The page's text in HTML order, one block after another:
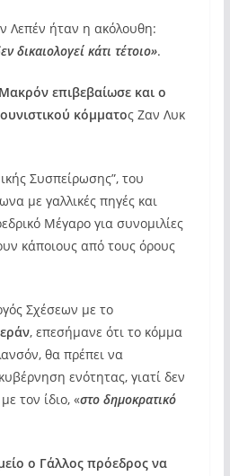
Λεπέν ήταν η ακόλουθη:
δικαιολογεί κάτι τέτοιο».
επιβεβαίωσε και ο
κόμματος Ζαν Λυκ
Συσπείρωσης”, του
με γαλλικές πηγές και
Μέγαρο για συνομιλίες
κάποιους από τους όρους
Σχέσεων με το
, επεσήμανε ότι το κόμμα
θα πρέπει να
ενότητας, γιατί δεν
τον ίδιο, «στο δημοκρατικό
ο Γάλλος πρόεδρος να